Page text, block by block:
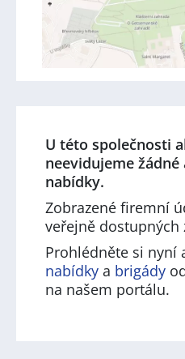
U této společnosti
neevidujeme
nabídky.
Zobrazené firemní
veřejně dostupných
Prohlédněte si nyní
nabídky a brigády
na našem portálu.